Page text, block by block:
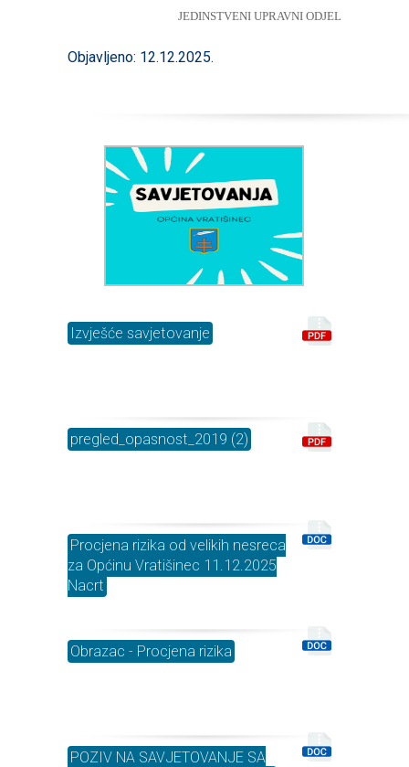
JEDINSTVENI UPRAVNI ODJEL
Objavljeno: 12.12.2025.
Izvješće savjetovanje
pregled_opasnost_2019 (2)
Procjena rizika od velikih nesreca
za Općinu Vratišinec 11.12.2025
Nacrt
Obrazac - Procjena rizika
POZIV NA SAVJETOVANJE SA